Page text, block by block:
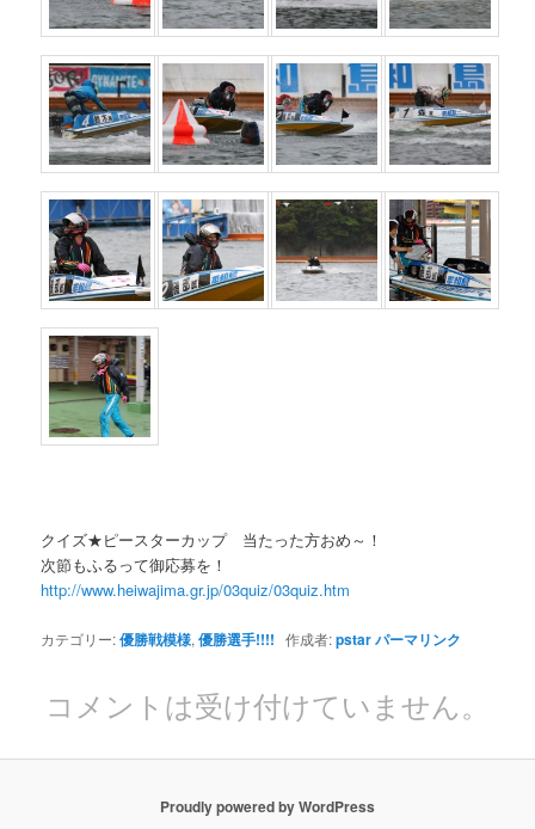
クイズ★ピースターカップ 当たった方おめ～！
次節もふるって御応募を！
http://www.heiwajima.gr.jp/03quiz/03quiz.htm
カテゴリー:優勝戦模様,優勝選手!!!! 作成者:pstarパーマリンク
コメントは受け付けていません。
Proudly powered by WordPress